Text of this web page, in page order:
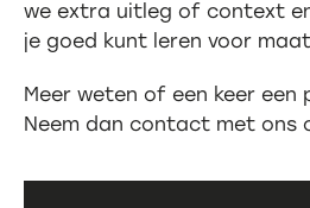
we extra uitleg of context
je goed kunt leren voor
Meer weten of een keer een
Neem dan contact met ons